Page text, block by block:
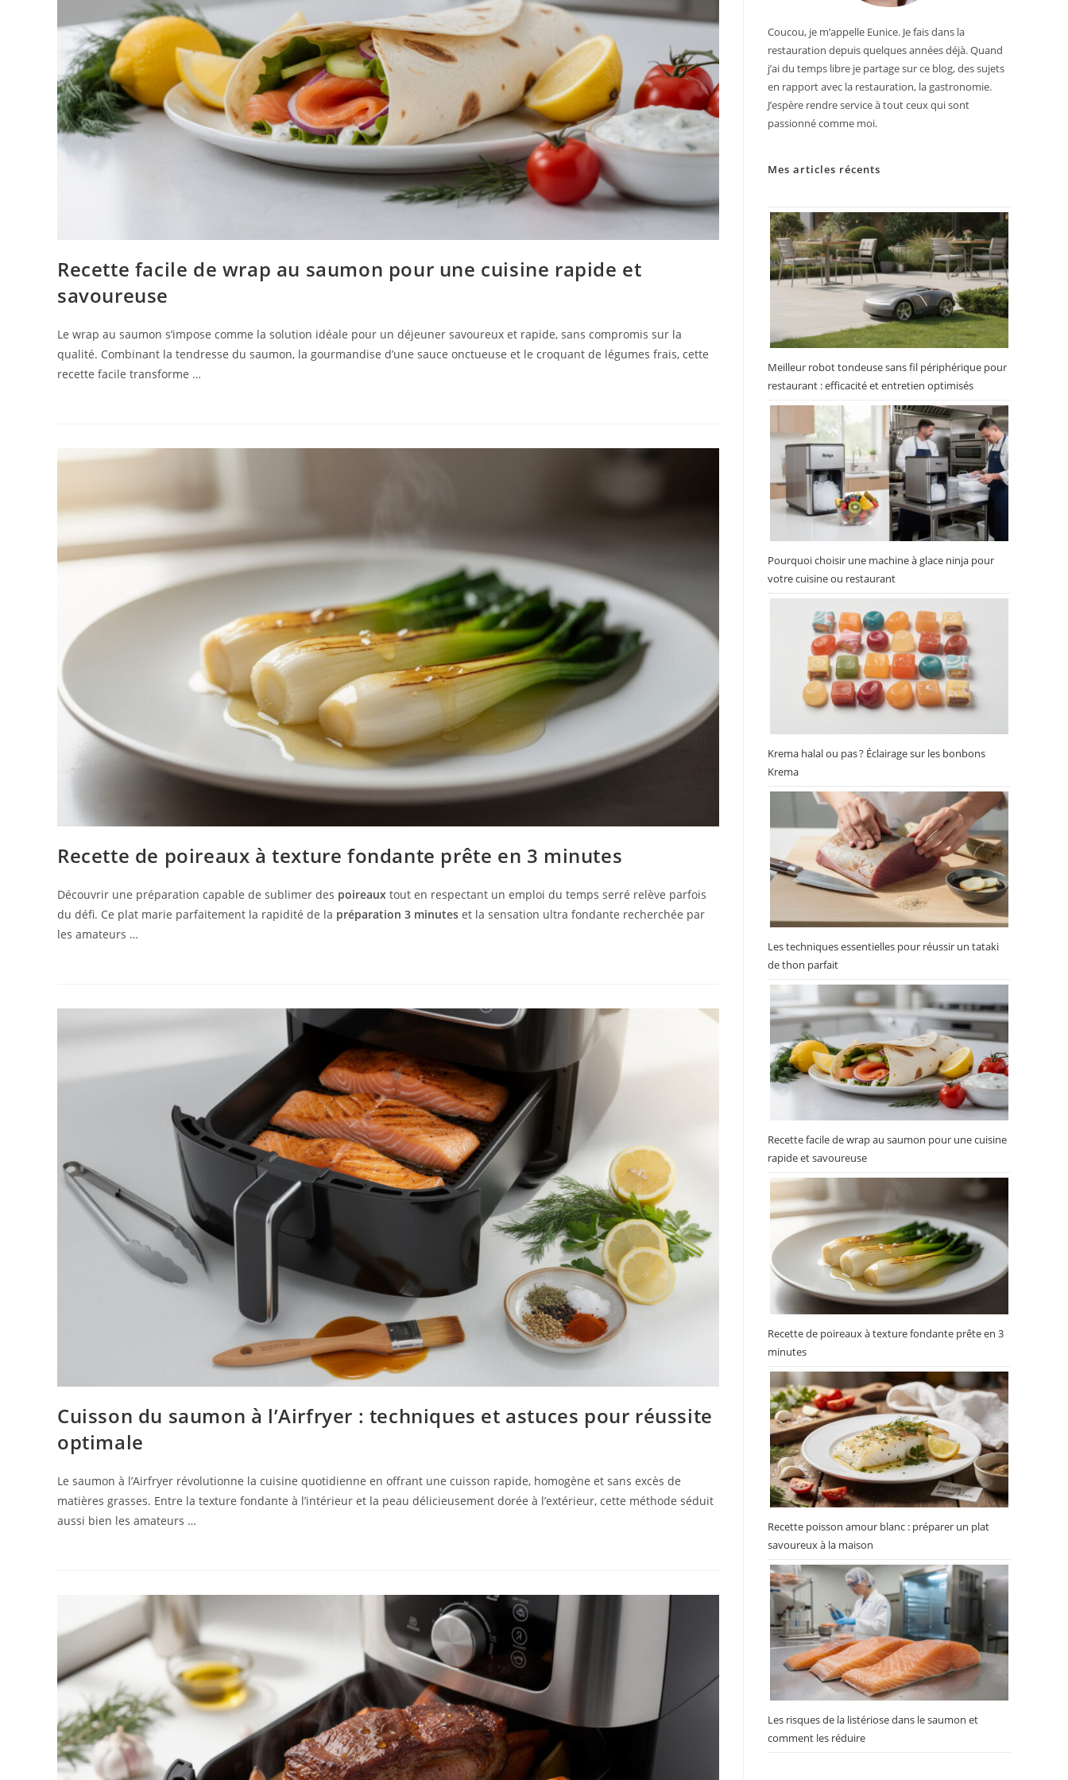
Recette facile de wrap au saumon pour une cuisine rapide et
savoureuse
Le wrap au saumon s’impose comme la solution idéale pour un déjeuner savoureux et rapide, sans compromis sur la
qualité. Combinant la tendresse du saumon, la gourmandise d’une sauce onctueuse et le croquant de légumes frais, cette
recette facile transforme …
Recette de poireaux à texture fondante prête en 3 minutes
Découvrir une préparation capable de sublimer des poireaux tout en respectant un emploi du temps serré relève parfois
du défi. Ce plat marie parfaitement la rapidité de la préparation 3 minutes et la sensation ultra fondante recherchée par
les amateurs …
Cuisson du saumon à l’Airfryer : techniques et astuces pour réussite
optimale
Le saumon à l’Airfryer révolutionne la cuisine quotidienne en offrant une cuisson rapide, homogène et sans excès de
matières grasses. Entre la texture fondante à l’intérieur et la peau délicieusement dorée à l’extérieur, cette méthode séduit
aussi bien les amateurs …
Coucou, je m’appelle Eunice. Je fais dans la
restauration depuis quelques années déjà. Quand
j’ai du temps libre je partage sur ce blog, des sujets
en rapport avec la restauration, la gastronomie.
J’espère rendre service à tout ceux qui sont
passionné comme moi.
Mes articles récents
Meilleur robot tondeuse sans fil périphérique pour
restaurant : efficacité et entretien optimisés
Pourquoi choisir une machine à glace ninja pour
votre cuisine ou restaurant
Krema halal ou pas ? Éclairage sur les bonbons
Krema
Les techniques essentielles pour réussir un tataki
de thon parfait
Recette facile de wrap au saumon pour une cuisine
rapide et savoureuse
Recette de poireaux à texture fondante prête en 3
minutes
Recette poisson amour blanc : préparer un plat
savoureux à la maison
Les risques de la listériose dans le saumon et
comment les réduire